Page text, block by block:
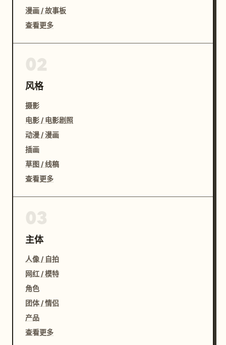
漫画 / 故事板
查看更多
风格
摄影
电影 / 电影剧照
动漫 / 漫画
插画
草图 / 线稿
查看更多
主体
人像 / 自拍
网红 / 模特
角色
团体 / 情侣
产品
查看更多